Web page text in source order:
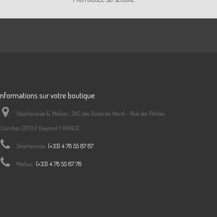
sur votre boutique
Stéphanoise & Médiac, ZAC des Baterses Nord - Rue des Petites
Combes 01700 Beynost FRANCE
Stéphanoise: (+33) 4 78 55 87 87
Mediac: (+33) 4 78 55 87 78